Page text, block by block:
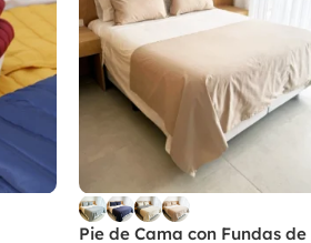
Pie de Cama con Fundas de